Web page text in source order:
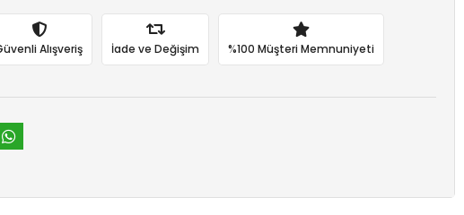
Alışveriş İade ve Değişim %100 Müşteri Memnuniyeti